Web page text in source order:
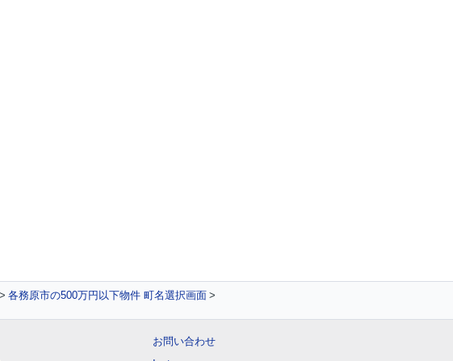
各務原市の500万円以下物件 町名選択画面
お問い合わせ